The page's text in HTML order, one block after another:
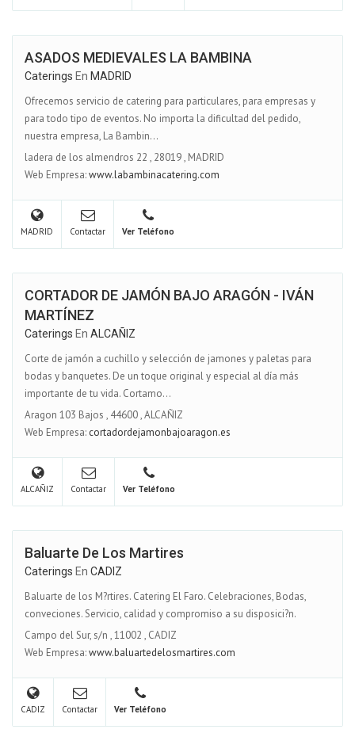
ASADOS MEDIEVALES LA BAMBINA
Caterings En MADRID
Ofrecemos servicio de catering para particulares, para empresas y
para todo tipo de eventos. No importa la dificultad del pedido,
nuestra empresa, La Bambin...
ladera de los almendros 22 , 28019, MADRID
Web Empresa:www.labambinacatering.com
MADRID Contactar Ver Teléfono
CORTADOR DE JAMÓN BAJO ARAGÓN - IVÁN
MARTÍNEZ
Caterings En ALCAÑIZ
Corte de jamón a cuchillo y selección de jamones y paletas para
bodas y banquetes. De un toque original y especial al día más
importante de tu vida. Cortamo...
Aragon 103 Bajos , 44600,ALCAÑIZ
Web Empresa: cortadordejamonbajoaragon.es
ALCAÑIZ Contactar Ver Teléfono
Baluarte De Los Martires
Caterings En CADIZ
Baluarte de los M?rtires. Catering El Faro. Celebraciones, Bodas,
conveciones. Servicio, calidad y compromiso a su disposici?n.
Campo del Sur, s/n ,11002 , CADIZ
Web Empresa:www.baluartedelosmartires.com
CADIZ Contactar Ver Teléfono